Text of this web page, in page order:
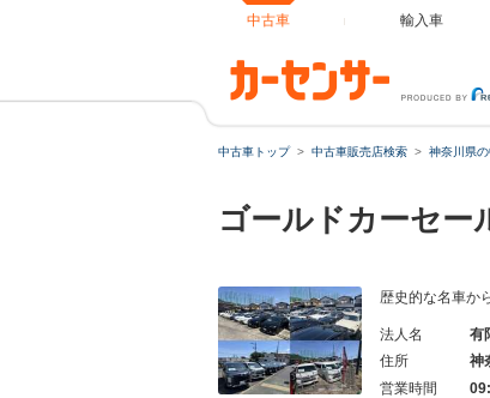
中古車 輸入車
中古車トップ 中古車販売店検索 神奈川県
ゴールドカーセ
歴史的な名車か
法人名
有
住所
神
営業時間